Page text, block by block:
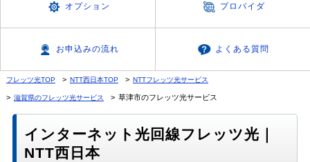
オプション プロバイダ
お申込みの流れ よくある質問
フレッツ光TOP NTT西日本TOP NTTフレッツ光サービス
滋賀県のフレッツ光サービス 草津市のフレッツ光サービス
インターネット光回線フレッツ光｜
NTT西日本